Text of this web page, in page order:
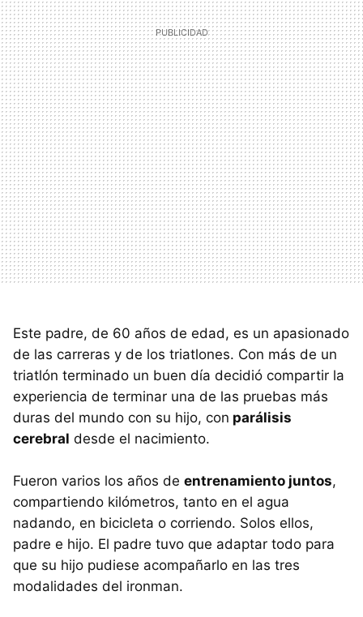
Este padre, de 60 años de edad, es un apasionado
de las carreras y de los triatlones. Con más de un
triatlón terminado un buen día decidió compartir la
experiencia de terminar una de las pruebas más
duras del mundo con su hijo, con parálisis
cerebral desde el nacimiento.
Fueron varios los años de entrenamiento juntos,
compartiendo kilómetros, tanto en el agua
nadando, en bicicleta o corriendo. Solos ellos,
padre e hijo. El padre tuvo que adaptar todo para
que su hijo pudiese acompañarlo en las tres
modalidades del ironman.